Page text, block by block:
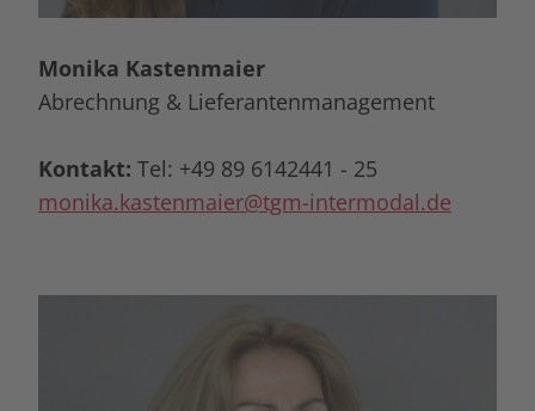
Monika Kastenmaier
Abrechnung & Lieferantenmanagement
Kontakt: Tel: +49 89 6142441 - 25
monika.kastenmaier@tgm-intermodal.de